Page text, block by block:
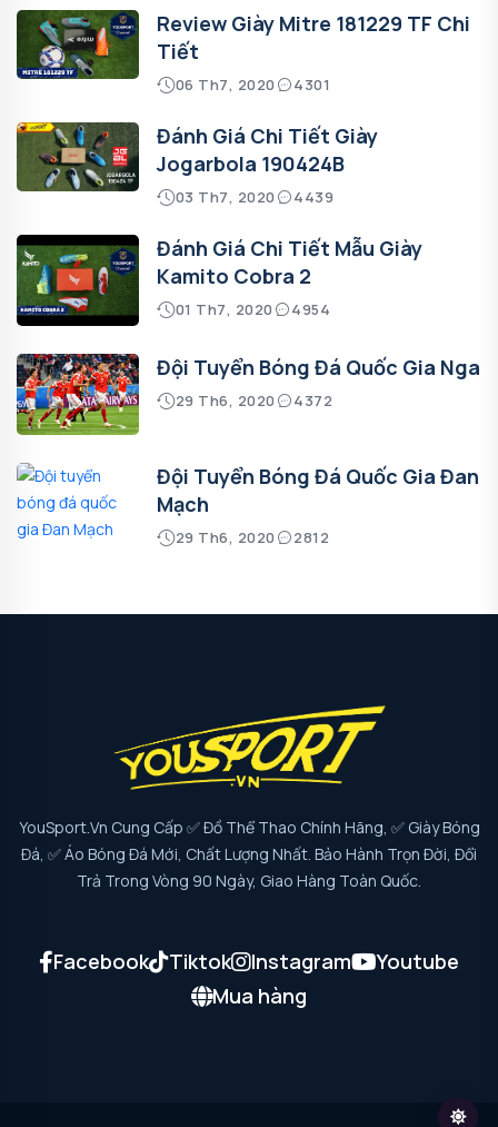
Review Giày Mitre 181229 TF Chi
Tiết
06 Th7, 2020 4301
Đánh Giá Chi Tiết Giày
Jogarbola 190424B
03 Th7, 2020 4439
Đánh Giá Chi Tiết Mẫu Giày
Kamito Cobra 2
01 Th7, 2020 4954
Đội Tuyển Bóng Đá Quốc Gia Nga
29 Th6, 2020 4372
Đội Tuyển Bóng Đá Quốc Gia Đan
Mạch
29 Th6, 2020 2812
YouSport.vn Cung Cấp ✅ Đồ Thể Thao Chính Hãng, ✅ Giày Bóng
Đá, ✅ Áo Bóng Đá Mới, Chất Lượng Nhất. Bảo Hành Trọn Đời, Đổi
Trả Trong Vòng 90 Ngày, Giao Hàng Toàn Quốc.
Facebook Tiktok Instagram
Youtube
Mua hàng